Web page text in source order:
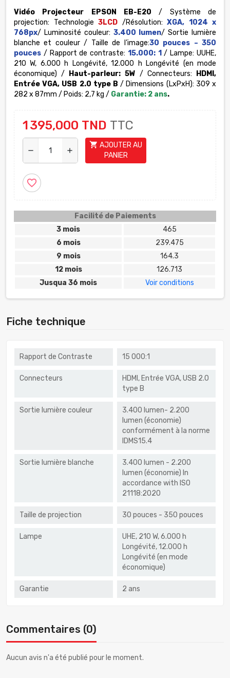
Vidéo Projecteur EPSON EB-E20 / Système de
projection: Technologie 3LCD /Résolution: XGA, 1024 x
768px/ Luminosité couleur: 3.400 lumen/Sortie lumière
blanche et couleur / Taille de l’image:30 pouces – 350
pouces / Rapport de contraste: 15.000: 1 / Lampe: UUHE,
210 W, 6.000 h Longévité, 12.000 h Longévité (en mode
économique) /
Haut-parleur: 5W / Connecteurs:
HDMI,
Entrée VGA, USB 2.0 type B / Dimensions (LxPxH): 309 x
282 x 87mm / Poids: 2,7 kg / Garantie: 2 ans.
1 395,000 TND TTC
remove add
shopping_cart AJOUTER AU
PANIER
favorite_border
Facilité de Paiements
3 mois
465
6 mois
239.475
9 mois
164.3
12 mois
126.713
Jusqua 36 mois
Voir conditions
Fiche technique
Rapport de Contraste 15 000:1
Connecteurs
HDMI, Entrée VGA, USB 2.0
type B
Sortie lumière couleur
3.400 lumen- 2.200
lumen (économie)
conformément à la norme
IDMS15.4
Sortie lumière blanche
3.400 lumen - 2.200
lumen (économie) In
accordance with ISO
21118:2020
Taille de projection 30 pouces - 350 pouces
Lampe
UHE, 210 W, 6.000 h
Longévité, 12.000 h
Longévité (en mode
économique)
Garantie 2 ans
Commentaires (0)
Aucun avis n'a été publié pour le moment.